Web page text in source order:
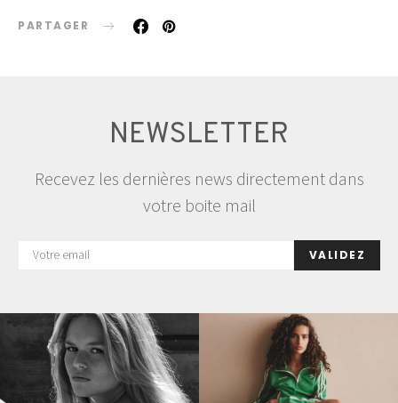
PARTAGER
NEWSLETTER
Recevez les dernières news directement dans
votre boite mail
VALIDEZ